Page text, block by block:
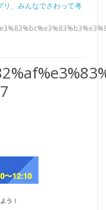
リ、みんなでさわって考